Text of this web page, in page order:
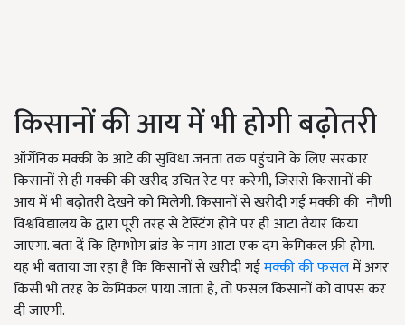
किसानों की आय में भी होगी बढ़ोतरी
ऑर्गेनिक मक्की के आटे की सुविधा जनता तक पहुंचाने के लिए सरकार
किसानों से ही मक्की की खरीद उचित रेट पर करेगी, जिससे किसानों की
आय में भी बढ़ोतरी देखने को मिलेगी. किसानों से खरीदी गई मक्की की नौणी
विश्वविद्यालय के द्वारा पूरी तरह से टेस्टिंग होने पर ही आटा तैयार किया
जाएगा. बता दें कि हिमभोग ब्रांड के नाम आटा एक दम केमिकल फ्री होगा.
यह भी बताया जा रहा है कि किसानों से खरीदी गईमक्की की फसलमें अगर
किसी भी तरह के केमिकल पाया जाता है, तो फसल किसानों को वापस कर
दी जाएगी.